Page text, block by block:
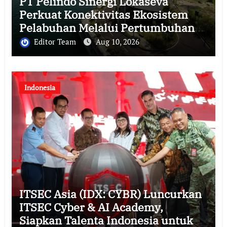
Perkuat Konektivitas Ekosistem
Pelabuhan Melalui Pertumbuhan
Kinerja Semester I 2026
Editor Team Aug 10, 2026
Indonesia
ITSEC Asia (IDX: CYBR) Luncurkan
ITSEC Cyber & AI Academy,
Siapkan Talenta Indonesia untuk